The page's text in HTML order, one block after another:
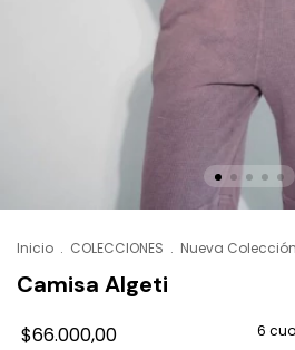
Inicio . COLECCIONES . Nueva
Camisa Algeti
$66.000,00 6